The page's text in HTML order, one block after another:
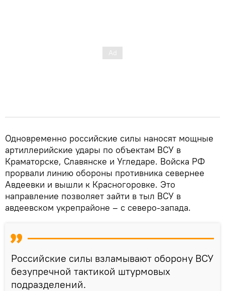
Одновременно российские силы наносят мощные
артиллерийские удары по объектам ВСУ в
Краматорске, Славянске и Угледаре. Войска РФ
прорвали линию обороны противника севернее
Авдеевки и вышли к Красногоровке. Это
направление позволяет зайти в тыл ВСУ в
авдеевском укрепрайоне – с северо-запада.
Российские силы взламывают оборону ВСУ
безупречной тактикой штурмовых
подразделений.